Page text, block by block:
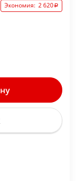
Экономия: 2 620